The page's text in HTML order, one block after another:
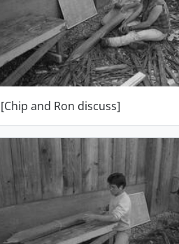
[Chip and Ron discuss]